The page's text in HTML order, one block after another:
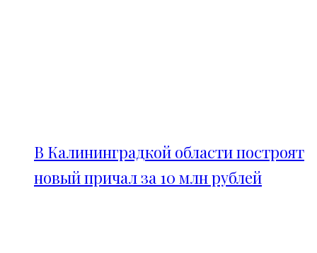
В Калининградкой области построят
новый причал за 10 млн рублей